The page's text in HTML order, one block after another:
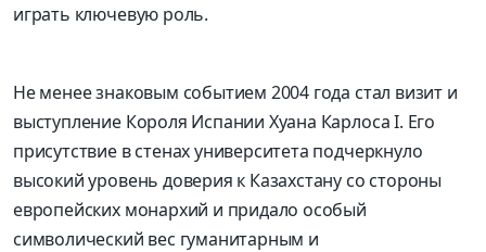
играть ключевую роль.
Не менее знаковым событием 2004 года стал визит и
выступление Короля Испании Хуана КарлосаI. Его
присутствие в стенах университета подчеркнуло
высокий уровень доверия к Казахстану со стороны
европейских монархий и придало особый
символический вес гуманитарным и